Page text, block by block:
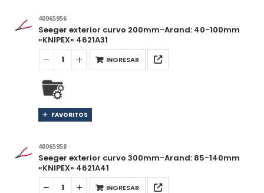
40065956
Seeger exterior curvo 200mm-Arand: 40-100mm
«KNIPEX» 4621A31
INGRESAR
FAVORITOS
40065958
Seeger exterior curvo 300mm-Arand: 85-140mm
«KNIPEX» 4621A41
INGRESAR